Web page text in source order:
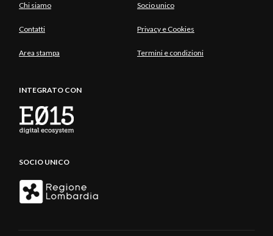
Chi siamo Socio unico
Contatti Privacy e Cookies
Area stampa Termini e condizioni
INTEGRATO CON
SOCIO UNICO